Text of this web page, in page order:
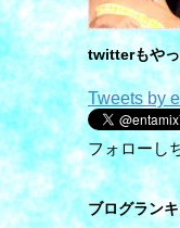
twitterもや
Tweets by
フォローし
ブログラン